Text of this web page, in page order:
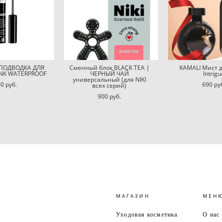
ПОДВОДКА ДЛЯ
WATERPROOF
pуб.
Сменный блок BLACK TEA |
ЧЕРНЫЙ ЧАЙ
универсальный (для NIKI
всех серий)
900 pуб.
KAMALI Мист
690
МАГАЗИН
Уходовая косметика О нас